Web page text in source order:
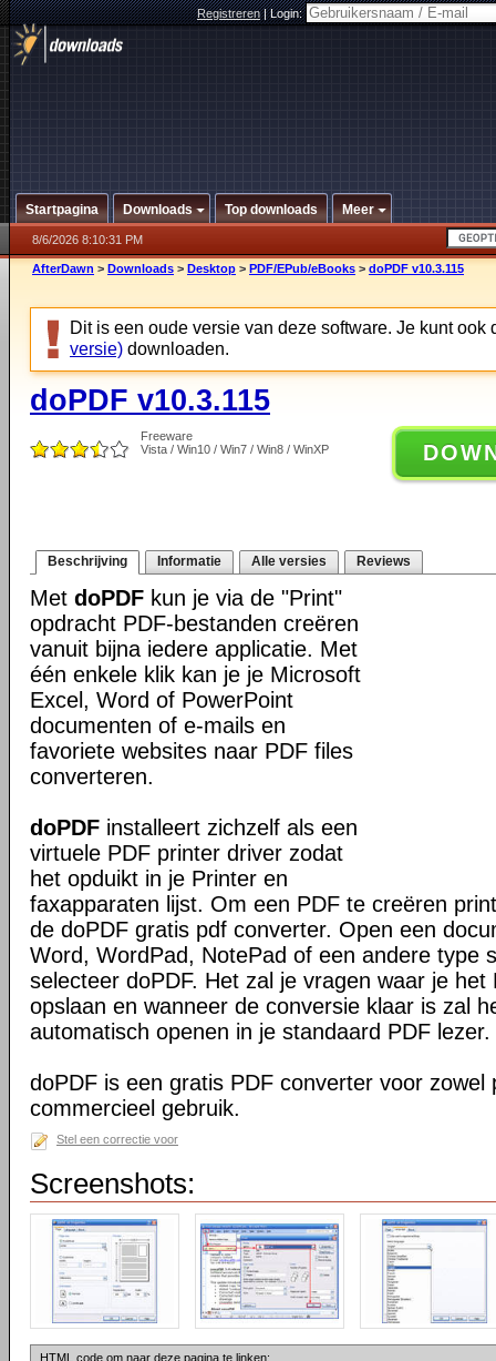
Registreren|Login:
Startpagina Downloads Top downloads Meer
8/6/2026 8:10:31 PM
AfterDawn > Downloads > Desktop > PDF/EPub/eBooks > doPDF v10.3.115
Dit is een oude versie van deze software. Je kunt ook
versie) downloaden.
doPDF v10.3.115
Freeware
Vista / Win10 / Win7 / Win8 / WinXP
Beschrijving Informatie Alle versies Reviews
Met doPDF kun je via de "Print"
opdracht PDF-bestanden creëren
vanuit bijna iedere applicatie. Met
één enkele klik kan je je Microsoft
Excel, Word of PowerPoint
documenten of e-mails en
favoriete websites naar PDF files
converteren.
doPDF installeert zichzelf als een
virtuele PDF printer driver zodat
het opduikt in je Printer en
faxapparaten lijst. Om een PDF te creëren
de doPDF gratis pdf converter. Open een
Word, WordPad, NotePad of een andere type
selecteer doPDF. Het zal je vragen waar je het
opslaan en wanneer de conversie klaar is zal
automatisch openen in je standaard PDF lezer.
doPDF is een gratis PDF converter voor zowel
commercieel gebruik.
Stel een correctie voor
Screenshots:
HTML code om naar deze pagina te linken: